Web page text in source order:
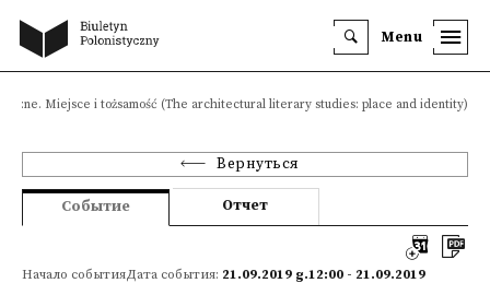
Menu
Miejsce i tożsamość (The architectural literary studies: place and identity)
Вернуться
Событие Отчет
Начало событияДата события: 21.09.2019 g.12:00 - 21.09.2019